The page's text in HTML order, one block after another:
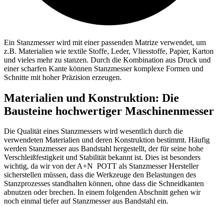
Ein Stanzmesser wird mit einer passenden Matrize verwendet, um
z.B. Materialien wie textile Stoffe, Leder, Vliesstoffe, Papier, Karton
und vieles mehr zu stanzen. Durch die Kombination aus Druck und
einer scharfen Kante können Stanzmesser komplexe Formen und
Schnitte mit hoher Präzision erzeugen.
Materialien und Konstruktion: Die
Bausteine hochwertiger Maschinenmesser
Die Qualität eines Stanzmessers wird wesentlich durch die
verwendeten Materialien und deren Konstruktion bestimmt. Häufig
werden Stanzmesser aus Bandstahl hergestellt, der für seine hohe
Verschleißfestigkeit und Stabilität bekannt ist. Dies ist besonders
wichtig, da wir von derA+N POTT als Stanzmesser Hersteller
sicherstellen müssen, dass die Werkzeuge den Belastungen des
Stanzprozesses standhalten können, ohne dass die Schneidkanten
abnutzen oder brechen. In einem folgenden Abschnitt gehen wir
noch einmal tiefer auf Stanzmesser aus Bandstahl ein.